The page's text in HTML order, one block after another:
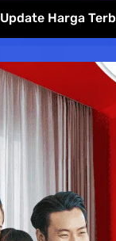
Update Harga